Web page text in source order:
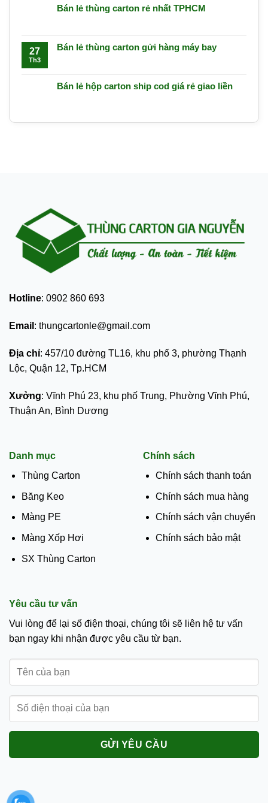
Bán lẻ thùng carton rẻ nhất TPHCM
27
Th3
Bán lẻ thùng carton gửi hàng máy bay
Bán lẻ hộp carton ship cod giá rẻ giao liền
Hotline: 0902 860 693
Email : thungcartonle@gmail.com
Địa chỉ: 457/10 đường TL16, khu phố 3, phường Thạnh
Lộc, Quận 12, Tp.HCM
Xưởng: Vĩnh Phú 23, khu phố Trung, Phường Vĩnh Phú,
Thuận An, Bình Dương
Danh mục
Thùng Carton
Băng Keo
Màng PE
Màng Xốp Hơi
SX Thùng Carton
Chính sách
Chính sách thanh toán
Chính sách mua hàng
Chính sách vận chuyển
Chính sách bảo mật
Yêu cầu tư vấn
Vui lòng để lại số điện thoại, chúng tôi sẽ liên hệ tư vấn
bạn ngay khi nhận được yêu cầu từ bạn.